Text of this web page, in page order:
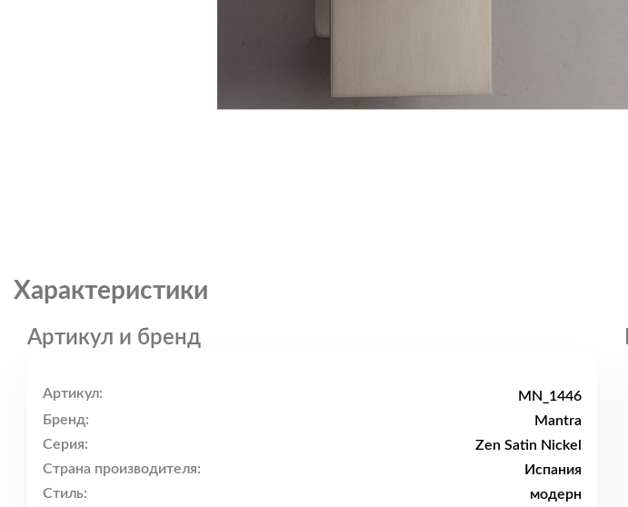
Характеристики
Артикул и бренд
Артикул:
MN_1446
Бренд:
Mantra
Серия:
Zen Satin Nickel
Страна производителя:
Испания
Стиль:
модерн